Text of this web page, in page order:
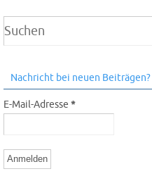
Nachricht bei neuen Beiträgen?
E-Mail-Adresse *